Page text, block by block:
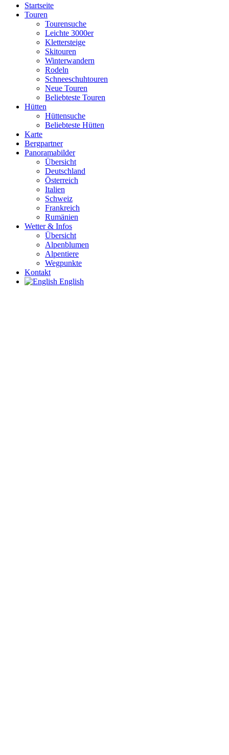
Startseite
Touren
Tourensuche
Leichte 3000er
Klettersteige
Skitouren
Winterwandern
Rodeln
Schneeschuhtouren
Neue Touren
Beliebteste Touren
Hütten
Hüttensuche
Beliebteste Hütten
Karte
Bergpartner
Panoramabilder
Übersicht
Deutschland
Österreich
Italien
Schweiz
Frankreich
Rumänien
Wetter & Infos
Übersicht
Alpenblumen
Alpentiere
Wegpunkte
Kontakt
English